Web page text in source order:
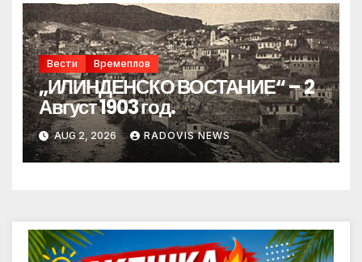
Вести Времеплов
„ИЛИНДЕНСКО ВОСТАНИЕ“ – 2
Август 1903 год.
AUG 2, 2026 RADOVIS NEWS